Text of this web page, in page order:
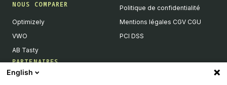
NOUS COMPARER
Optimizely
VWO
AB Tasty
PARTENAIRES
Politique de confidentialité
Mentions légales CGV CGU
PCI DSS
English